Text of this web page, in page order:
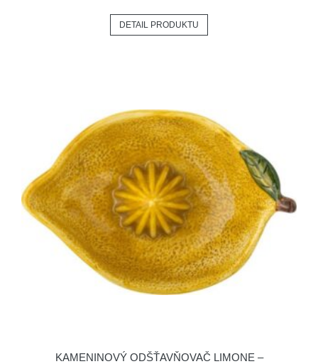
DETAIL PRODUKTU
KAMENINOVÝ ODŠŤAVŇOVAČ LIMONE –